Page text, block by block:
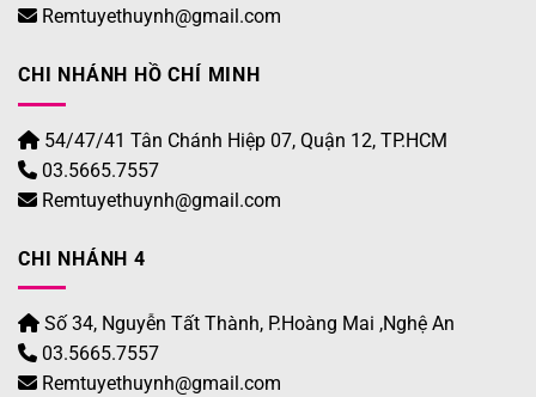
Remtuyethuynh@gmail.com
CHI NHÁNH HỒ CHÍ MINH
54/47/41 Tân Chánh Hiệp 07, Quận 12, TP.HCM
03.5665.7557
Remtuyethuynh@gmail.com
CHI NHÁNH 4
Số 34, Nguyễn Tất Thành, P.Hoàng Mai ,Nghệ An
03.5665.7557
Remtuyethuynh@gmail.com